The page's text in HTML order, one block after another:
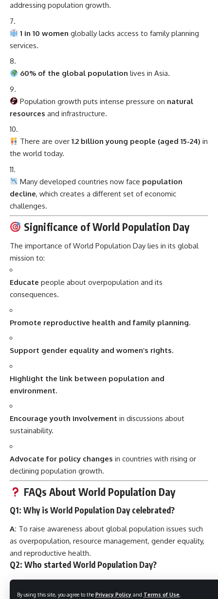
By using this site, you agree to the Privacy Policy and Terms of Use
addressing population growth.
1 in 10 women globally lacks access to family planning
services.
60% of the global population lives in Asia.
Population growth puts intense pressure on natural
resources and infrastructure.
There are over1.2 billion young people (aged 15-24) in
the world today.
Many developed countries now face population
decline, which creates a different set of economic
challenges.
Significance of World Population Day
The importance of World Population Day lies in its global
mission to:
Educate people about overpopulation and its
consequences.
Promote reproductive health and family planning.
Support gender equality and women’s rights.
Highlight the link between population and
environment.
Encourage youth involvement in discussions about
sustainability.
Advocate for policy changes in countries with rising or
declining population growth.
FAQs About World Population Day
Q1: Why is World Population Day celebrated?
A: To raise awareness about global population issues such
as overpopulation, resource management, gender equality,
and reproductive health.
Q2: Who started World Population Day?
A:
Development Programme (UNDP)in 1989.